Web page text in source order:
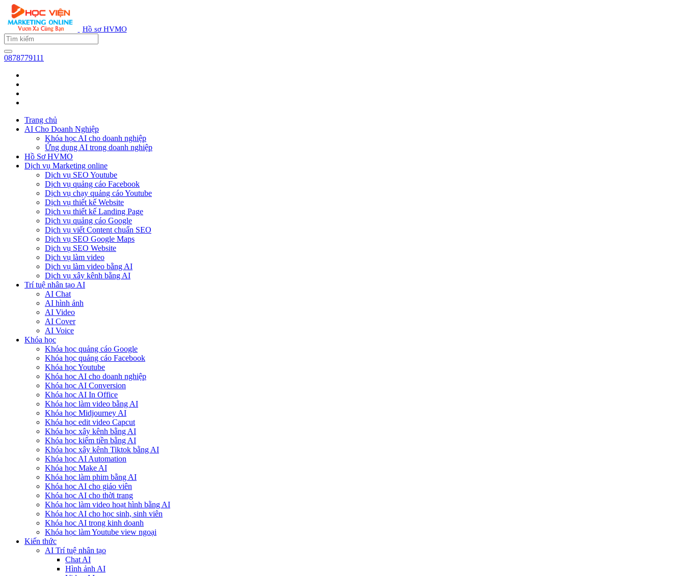
Hồ sơ HVMO
0878779111
Trang chủ
AI Cho Doanh Nghiệp
Khóa học AI cho doanh nghiệp
Ứng dụng AI trong doanh nghiệp
Hồ Sơ HVMO
Dịch vụ Marketing online
Dịch vụ SEO Youtube
Dịch vụ quảng cáo Facebook
Dịch vụ chạy quảng cáo Youtube
Dịch vụ thiết kế Website
Dịch vụ thiết kế Landing Page
Dịch vụ quảng cáo Google
Dịch vụ viết Content chuẩn SEO
Dịch vụ SEO Google Maps
Dịch vụ SEO Website
Dịch vụ làm video
Dịch vụ làm video bằng AI
Dịch vụ xây kênh bằng AI
Trí tuệ nhân tạo AI
AI Chat
AI hình ảnh
AI Video
AI Cover
AI Voice
Khóa học
Khóa học quảng cáo Google
Khóa học quảng cáo Facebook
Khóa học Youtube
Khóa học AI cho doanh nghiệp
Khóa học AI Conversion
Khóa học AI In Office
Khóa học làm video bằng AI
Khóa học Midjourney AI
Khóa học edit video Capcut
Khóa học xây kênh bằng AI
Khóa học kiếm tiền bằng AI
Khóa học xây kênh Tiktok bằng AI
Khóa học AI Automation
Khóa học Make AI
Khóa học làm phim bằng AI
Khóa học AI cho giáo viên
Khóa học AI cho thời trang
Khóa học làm video hoạt hình bằng AI
Khóa học AI cho học sinh, sinh viên
Khóa hoc AI trong kinh doanh
Khóa học làm Youtube view ngoại
Kiến thức
AI Trí tuệ nhân tạo
Chat AI
Hình ảnh AI